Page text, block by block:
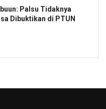
Palsu Tidaknya
Dibuktikan di PTUN